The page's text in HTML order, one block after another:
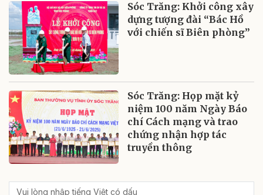
Sóc Trăng: Khởi công xây
dựng tượng đài “Bác Hồ
với chiến sĩ Biên phòng”
Sóc Trăng: Họp mặt kỷ
niệm 100 năm Ngày Báo
chí Cách mạng và trao
chứng nhận hợp tác
truyền thông